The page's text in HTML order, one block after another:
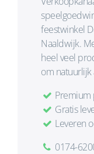
feestwinkel
Naaldwijk.
heel veel
om natuurlijk
Premium
Gratis
Leveren
0174-